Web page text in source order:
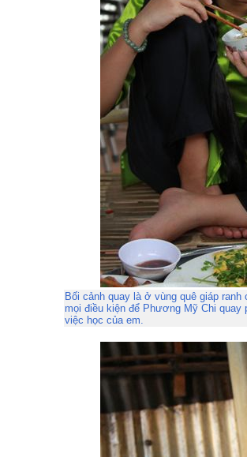
Bối cảnh quay là ở vùng quê giáp
mọi điều kiện để Phương Mỹ Chi
việc học của em.